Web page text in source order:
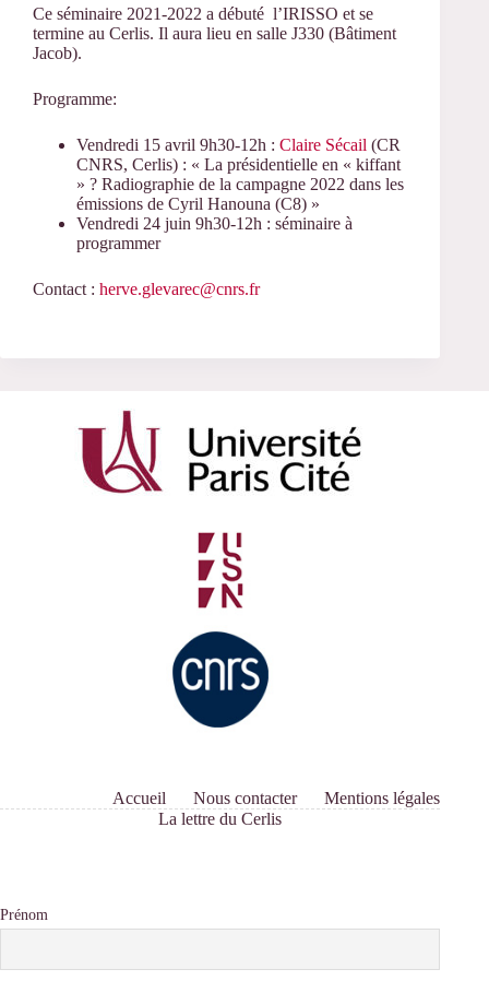
Ce séminaire 2021-2022 a débuté l’IRISSO et se
termine au Cerlis. Il aura lieu en salle J330 (Bâtiment
Jacob).
Programme:
Vendredi 15 avril 9h30-12h : Claire Sécail (CR
CNRS, Cerlis) : « La présidentielle en « kiffant
» ? Radiographie de la campagne 2022 dans les
émissions de Cyril Hanouna (C8) »
Vendredi 24 juin 9h30-12h : séminaire à
programmer
Contact : herve.glevarec@cnrs.fr
Accueil Nous contacter
Mentions légales
La lettre du Cerlis
Prénom